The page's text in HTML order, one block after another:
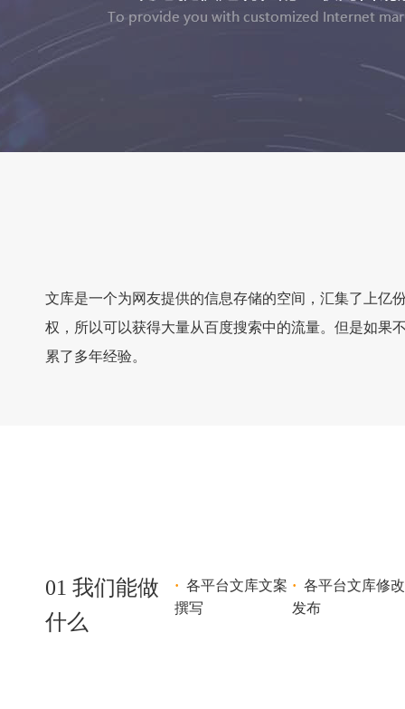
文库是一个为网友提供的信息存储的空间，汇集了上亿
权，所以可以获得大量从百度搜索中的流量。但是如果
累了多年经验。
01 我们能做
什么
· 各平台文库文案
撰写
· 各平台文库修
发布